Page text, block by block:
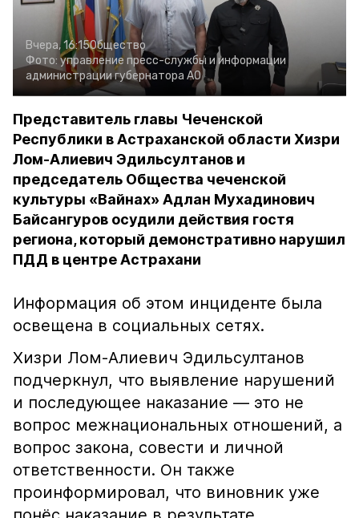
Вчера, 16:15Общество
Фото: управление пресс-службы и информации
администрации губернатора АО
Представитель главы Чеченской
Республики в Астраханской области Хизри
Лом-Алиевич Эдильсултанов и
председатель Общества чеченской
культуры «Вайнах» Адлан Мухадинович
Байсангуров осудили действия гостя
региона, который демонстративно нарушил
ПДД в центре Астрахани
Информация об этом инциденте была
освещена в социальных сетях.
Хизри Лом-Алиевич Эдильсултанов
подчеркнул, что выявление нарушений
и последующее наказание — это не
вопрос межнациональных отношений, а
вопрос закона, совести и личной
ответственности. Он также
проинформировал, что виновник уже